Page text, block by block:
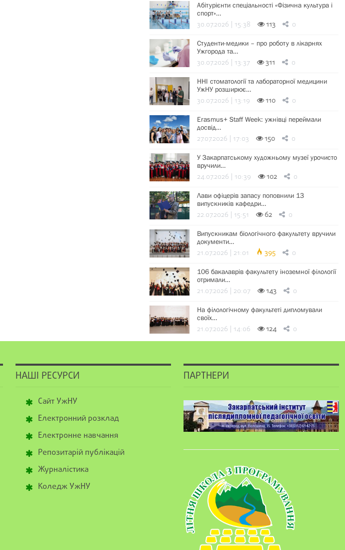
Абітурієнти спеціальності «Фізична культура і
спорт»…
30.07.2026 | 15:38 113 0
Студенти-медики – про роботу в лікарнях
Ужгорода та…
30.07.2026 | 13:37 311 0
ННІ стоматології та лабораторної медицини
УжНУ розширює…
30.07.2026 | 13:19 110 0
Erasmus+ Staff Week: ужнівці переймали
досвід…
27.07.2026 | 17:03 150 0
У Закарпатському художньому музеї урочисто
вручили…
24.07.2026 | 10:39 102 0
Лави офіцерів запасу поповнили 13
випускників кафедри…
22.07.2026 | 15:51 62 0
Випускникам біологічного факультету вручили
документи…
21.07.2026 | 21:01 395 0
106 бакалаврів факультету іноземної філології
отримали…
21.07.2026 | 20:07 143 0
На філологічному факультеті дипломували
своїх…
21.07.2026 | 14:06 124 0
НАШІ РЕСУРСИ
Сайт УжНУ
Електронний розклад
Електронне навчання
Репозитарій публікацій
Журналістика
Коледж УжНУ
ПАРТНЕРИ